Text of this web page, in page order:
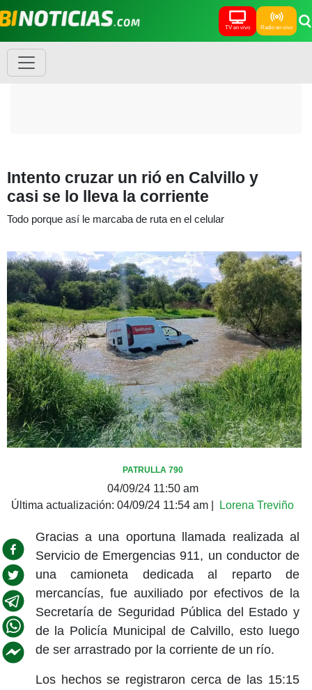
TV en vivo Radio en vivo
Intento cruzar un rió en Calvillo y
casi se lo lleva la corriente
Todo porque así le marcaba de ruta en el celular
PATRULLA 790
04/09/24 11:50 am
Última actualización: 04/09/24 11:54 am Lorena Treviño
Gracias a una oportuna llamada realizada al
Servicio de Emergencias 911, un conductor de
una camioneta dedicada al reparto de
mercancías, fue auxiliado por efectivos de la
Secretaría de Seguridad Pública del Estado y
de la Policía Municipal de Calvillo, esto luego
de ser arrastrado por la corriente de un río.
Los hechos se registraron cerca de las 15:15